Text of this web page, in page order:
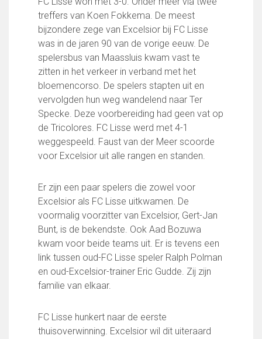
treffers van Koen Fokkema. De meest
bijzondere zege van Excelsior bij FC Lisse
was in de jaren 90 van de vorige eeuw. De
spelersbus van Maassluis kwam vast te
zitten in het verkeer in verband met het
bloemencorso. De spelers stapten uit en
vervolgden hun weg wandelend naar Ter
Specke. Deze voorbereiding had geen vat op
de Tricolores. FC Lisse werd met 4-1
weggespeeld. Faust van der Meer scoorde
voor Excelsior uit alle rangen en standen.
Er zijn een paar spelers die zowel voor
Excelsior als FC Lisse uitkwamen. De
voormalig voorzitter van Excelsior, Gert-Jan
Bunt, is de bekendste. Ook Aad Bozuwa
kwam voor beide teams uit. Er is tevens een
link tussen oud-FC Lisse speler Ralph Polman
en oud-Excelsior-trainer Eric Gudde. Zij zijn
familie van elkaar.
FC Lisse hunkert naar de eerste
thuisoverwinning. Excelsior wil dit uiteraard